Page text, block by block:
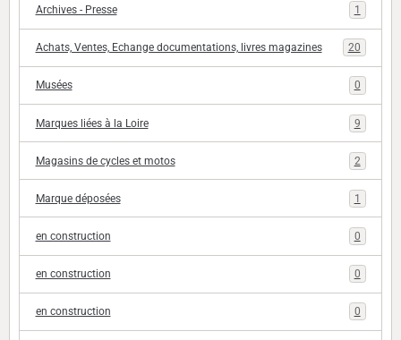
Archives - Presse 1
Achats, Ventes, Echange documentations, livres magazines 20
Musées 0
Marques liées à la Loire 9
Magasins de cycles et motos 2
Marque déposées 1
en construction 0
en construction 0
en construction 0